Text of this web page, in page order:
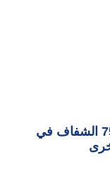
كيفية استخدام بي في سي 75/100 الشفاف في